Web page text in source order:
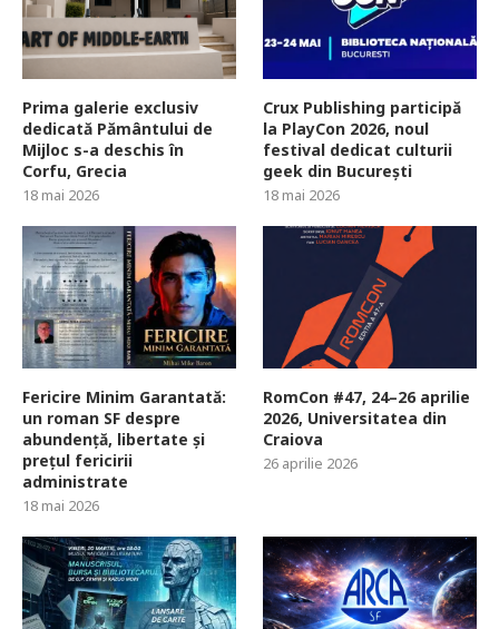
Prima galerie exclusiv
dedicată Pământului de
Mijloc s-a deschis în
Corfu, Grecia
18 mai 2026
Crux Publishing participă
la PlayCon 2026, noul
festival dedicat culturii
geek din București
18 mai 2026
Fericire Minim Garantată:
un roman SF despre
abundență, libertate și
prețul fericirii
administrate
18 mai 2026
RomCon #47, 24–26 aprilie
2026, Universitatea din
Craiova
26 aprilie 2026